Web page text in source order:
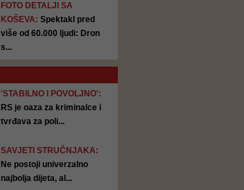
FOTO DETALJI SA
KOŠEVA: Spektakl pred
više od 60.000 ljudi: Dron
s...
'STABILNO I POVOLJNO':
RS je oaza za kriminalce i
tvrđava za poli...
SAVJETI STRUČNJAKA:
Ne postoji univerzalno
najbolja dijeta, al...